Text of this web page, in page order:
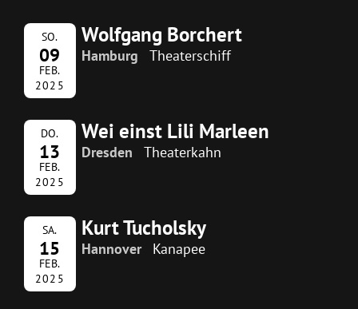
SO.
09
FEB.
2025
Wolfgang Borchert
Hamburg Theaterschiff
DO.
13
FEB.
2025
Wei einst Lili Marleen
Dresden Theaterkahn
SA.
15
FEB.
2025
Kurt Tucholsky
Hannover Kanapee